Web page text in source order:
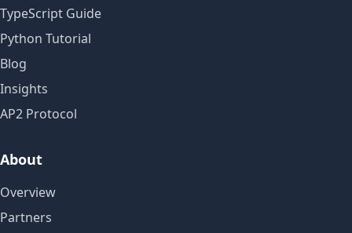
TypeScript Guide
Python Tutorial
Blog
Insights
AP2 Protocol
About
Overview
Partners